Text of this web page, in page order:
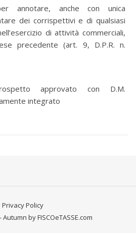
annotare, anche con unica
dei corrispettivi e di qualsiasi
di attività commerciali,
precedente (art. 9, D.P.R. n.
approvato con D.M.
integrato
Privacy Policy
by FISCOeTASSE.com